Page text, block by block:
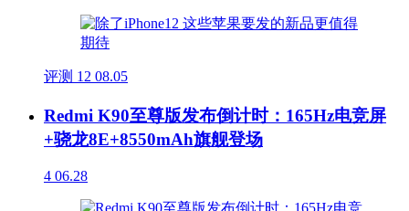
评测 12 08.05
Redmi K90至尊版发布倒计时：165Hz电竞屏
+骁龙8E+8550mAh旗舰登场
4 06.28